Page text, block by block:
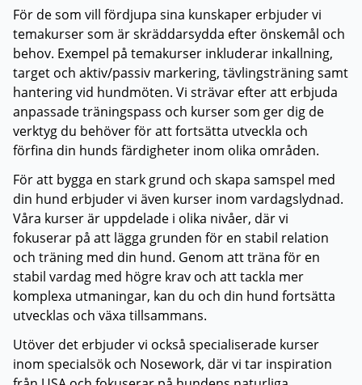
För de som vill fördjupa sina kunskaper erbjuder vi
temakurser som är skräddarsydda efter önskemål och
behov. Exempel på temakurser inkluderar inkallning,
target och aktiv/passiv markering, tävlingsträning samt
hantering vid hundmöten. Vi strävar efter att erbjuda
anpassade träningspass och kurser som ger dig de
verktyg du behöver för att fortsätta utveckla och
förfina din hunds färdigheter inom olika områden.
För att bygga en stark grund och skapa samspel med
din hund erbjuder vi även kurser inom vardagslydnad.
Våra kurser är uppdelade i olika nivåer, där vi
fokuserar på att lägga grunden för en stabil relation
och träning med din hund. Genom att träna för en
stabil vardag med högre krav och att tackla mer
komplexa utmaningar, kan du och din hund fortsätta
utvecklas och växa tillsammans.
Utöver det erbjuder vi också specialiserade kurser
inom specialsök och Nosework, där vi tar inspiration